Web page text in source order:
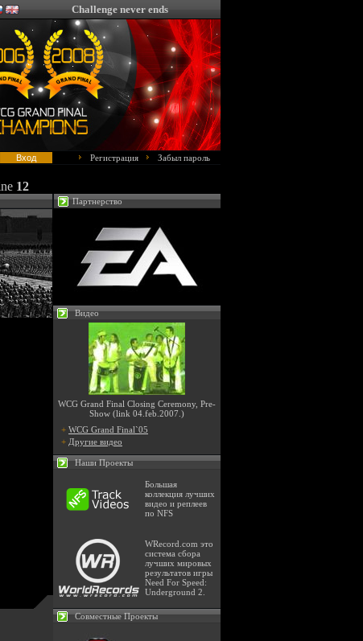
Challenge never ends
Регистрация Забыл пароль
12
Партнерство
Видео
WCG Grand Final Closing Ceremony, Pre-
Show (link 04.feb.2007.)
+ WCG Grand Final`05
+ Другие видео
Наши Проекты
Большая
коллекция лучших
видео и реплеев
по NFS
WRecord.com это
система сбора
лучших мировых
результатов игры
Need For Speed:
Underground 2.
Совместные Проекты